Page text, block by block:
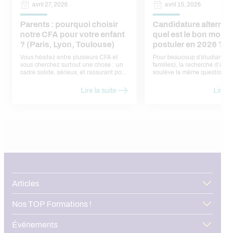
avril 27, 2026
Parents : pourquoi choisir
notre CFA pour votre enfant
? (Paris, Lyon, Toulouse)
Vous hésitez entre plusieurs CFA et
vous cherchez surtout une chose : un
cadre solide, sérieux, et rassurant pour
questions/réponses — comme si nous
Lire la suite
avril 15, 2026
Candidature
quel est le bon
postuler en 2026 ?
Pour beaucoup
familles), la recherche
soulève la même
ne pas trouver d’offres.
risque de passer à côté
Articles
Nos TOP Formations !
Événements